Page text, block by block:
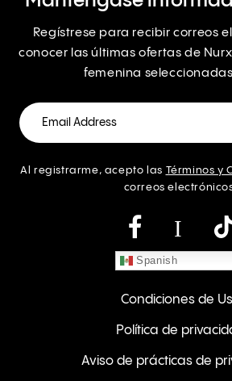
Regístrese para recibir correos
conocer las últimas ofertas de
femenina
Al registrarme, acepto las Términos y
correos
Instagram
Spanish
Condiciones de
Política de
Aviso de prácticas de